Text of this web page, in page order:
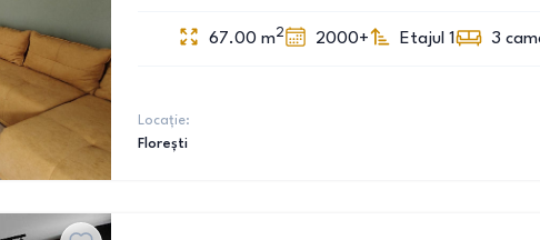
67.00 m2 2000+ Etajul 1 3
Locație:
Florești